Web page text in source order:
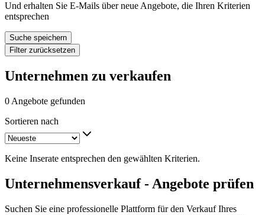
Und erhalten Sie E-Mails über neue Angebote, die Ihren Kriterien
entsprechen
Suche speichern
Filter zurücksetzen
Unternehmen zu verkaufen
0 Angebote gefunden
Sortieren nach
Keine Inserate entsprechen den gewählten Kriterien.
Unternehmensverkauf - Angebote prüfen
Suchen Sie eine professionelle Plattform für den Verkauf Ihres